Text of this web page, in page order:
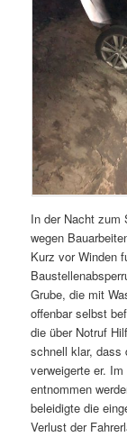
In der Nacht zum
wegen
Kurz vor Winden
Grube, die mit
offenbar selbst
die über Notruf
schnell klar, dass
verweigerte er.
entnommen
beleidigte die
Verlust der